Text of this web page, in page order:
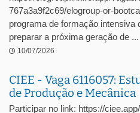
767a3a9f2c69/elogroup-or-
programa de formação intensiva
preparar a próxima geração de ...
10/07/2026
CIEE - Vaga 6116057:
de Produção e Mecânica
Participar no link: https://